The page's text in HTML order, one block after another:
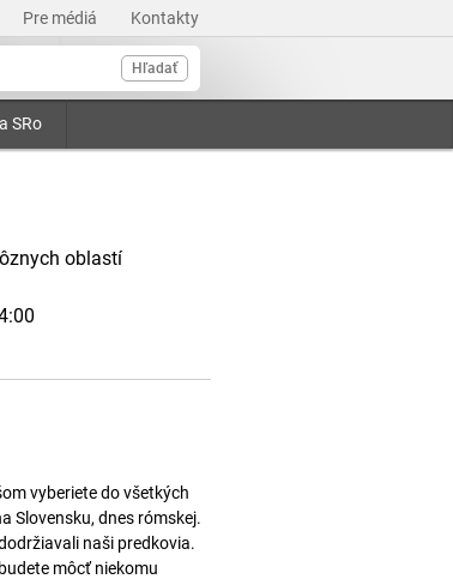
Pre médiá Kontakty
Hľadať
SRo
oblastí
vyberiete do všetkých
Slovensku, dnes rómskej.
naši predkovia.
môcť niekomu